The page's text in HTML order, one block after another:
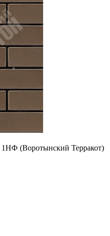
(Воротынский Терракот)